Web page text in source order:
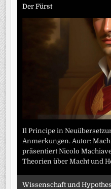
Der Fürst
Il Principe in
Anmerkungen. Autor:
präsentiert Nicolo
Theorien über Macht und
Wissenschaft und